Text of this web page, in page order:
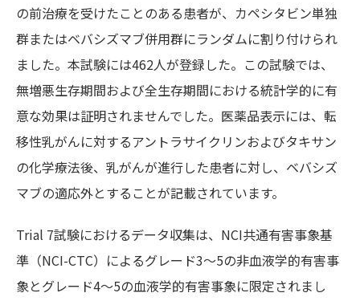
の前治療を受けたことのある患者が、カペシタビン単独
群またはベバシズマブ併用群にランダムに割り付けられ
ました。本試験には462人が登録した。この試験では、
無増悪生存期間および全生存期間における統計学的に有
意な効果は証明されませんでした。医薬品表示には、転
移性乳がんに対するアントラサイクリンおよびタキサン
の化学療法後、乳がんが進行した患者に対し、ベバシズ
マブの適応外とすることが記載されています。
Trial 7試験におけるデータ収集は、NCI共通有害事象基
準（NCI-CTC）によるグレード3～5の非血液学的有害事
象とグレード4～5の血液学的有害事象に限定されまし